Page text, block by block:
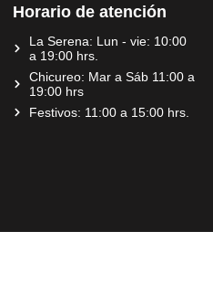
Horario de atención
La Serena: Lun - vie: 10:00
a 19:00 hrs.
Chicureo: Mar a Sáb 11:00 a
19:00 hrs
Festivos: 11:00 a 15:00 hrs.